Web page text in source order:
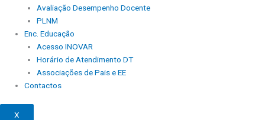
Avaliação Desempenho Docente
PLNM
Enc. Educação
Acesso INOVAR
Horário de Atendimento DT
Associações de Pais e EE
Contactos
X